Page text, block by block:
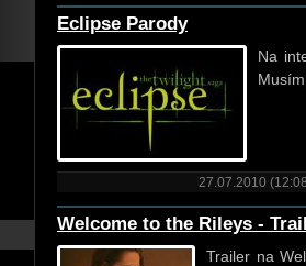
Eclipse Parody
Na
27.07.2010
Welcome to the Rileys -
Trailer na